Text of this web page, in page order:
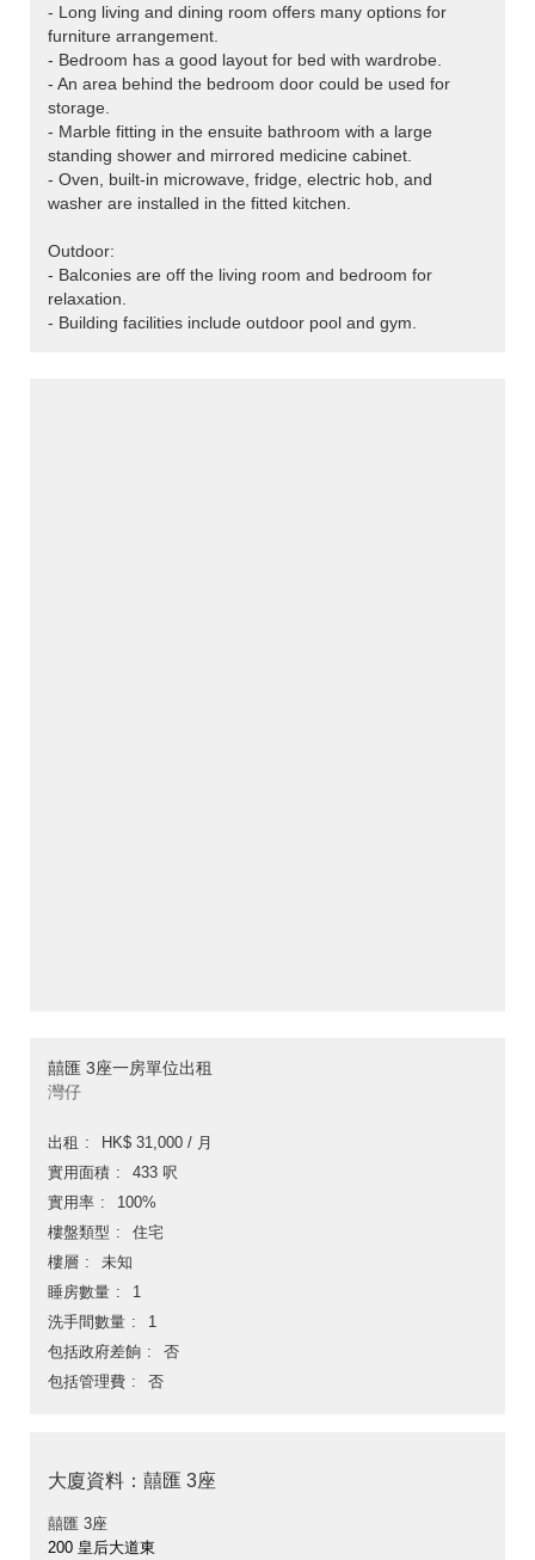
- Long living and dining room offers many options for
furniture arrangement.
- Bedroom has a good layout for bed with wardrobe.
- An area behind the bedroom door could be used for
storage.
- Marble fitting in the ensuite bathroom with a large
standing shower and mirrored medicine cabinet.
- Oven, built-in microwave, fridge, electric hob, and
washer are installed in the fitted kitchen.
Outdoor:
- Balconies are off the living room and bedroom for
relaxation.
- Building facilities include outdoor pool and gym.
囍匯 3座一房單位出租
灣仔
出租
HK$ 31,000 / 月
實用面積
433 呎
實用率
100%
樓盤類型
住宅
樓層
未知
睡房數量
1
洗手間數量
1
包括政府差餉
否
包括管理費
否
大廈資料：囍匯 3座
囍匯 3座
200 皇后大道東